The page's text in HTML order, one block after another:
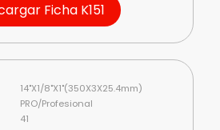
Ficha K151
14"X1/8"X1"(350X3X25.4mm)
PRO/Profesional
41